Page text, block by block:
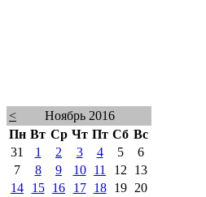
<
Ноябрь 2016
Пн Вт Ср Чт Пт Сб Вс
31
1 2 3 4 5
6
7
8 9 10 11 12
13
14
15 16 17 18 19
20